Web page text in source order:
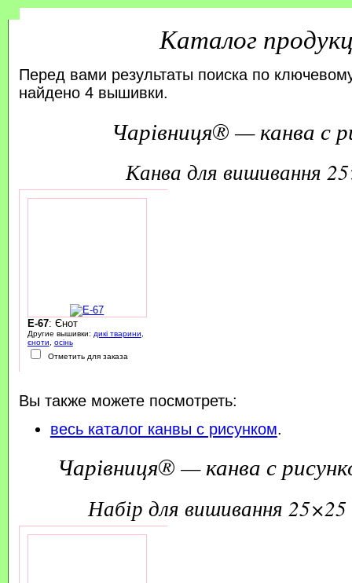
Каталог
Перед вами результаты поиска по
найдено 4 вышивки.
Чарівниця® — канва с
канва для вишивання
E-67: Єнот
Другие вышивки: дикі тварини
єноти
осінь
Отметить для заказа
Вы также можете посмотреть:
весь каталог канвы с рисунком.
Чарівниця® — канва с
набір для вишивання 25×25